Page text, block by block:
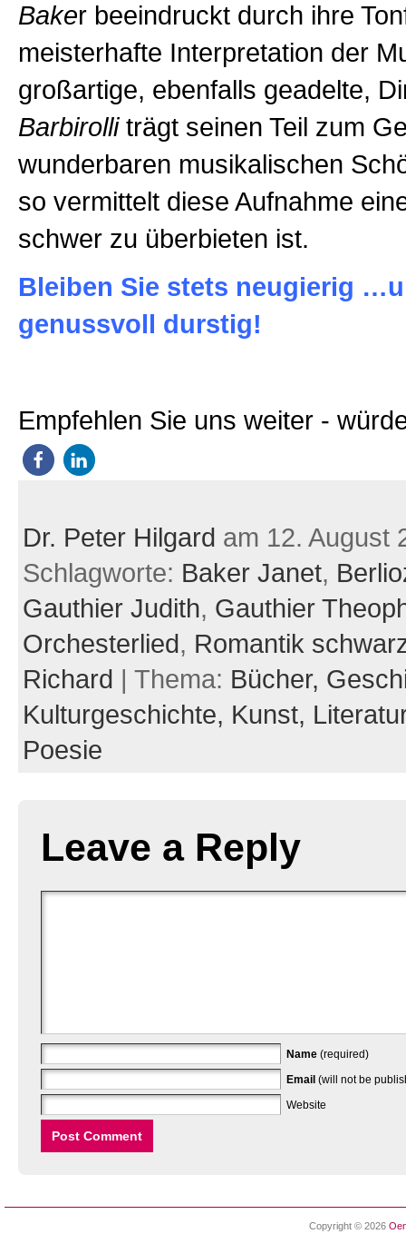
Baker beeindruckt durch ihre
meisterhafte Interpretation der
großartige, ebenfalls geadelte,
Barbirolliträgt seinen Teil zum
wunderbaren musikalischen
so vermittelt diese Aufnahme
schwer zu überbieten ist.
Bleiben Sie stets neugierig
genussvoll durstig!
Empfehlen Sie uns weiter -
Dr. Peter Hilgard am 12. August
Schlagworte: Baker Janet,
Gauthier Judith, Gauthier
Orchesterlied, Romantik
Richard | Thema: Bücher,
Kulturgeschichte, Kunst,
Poesie
Leave a Reply
Name (required)
Email (will not be
Website
Copyright © 2026